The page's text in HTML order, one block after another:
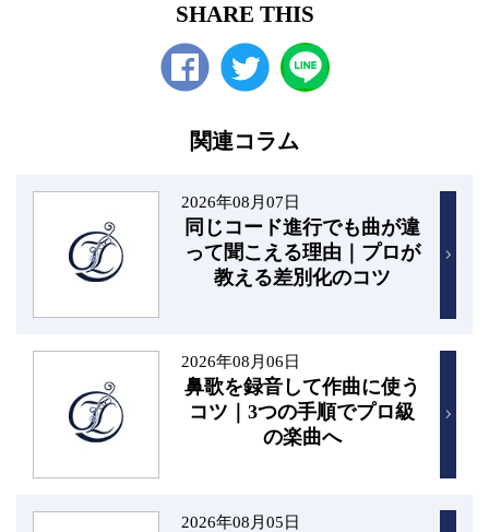
SHARE THIS
関連コラム
2026年08月07日
同じコード進行でも曲が違
って聞こえる理由｜プロが
教える差別化のコツ
2026年08月06日
鼻歌を録音して作曲に使う
コツ｜3つの手順でプロ級
の楽曲へ
2026年08月05日